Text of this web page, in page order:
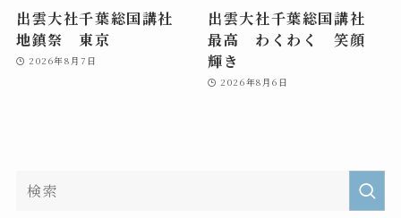
出雲大社千葉総国講社
地鎮祭 東京
2026年8月7日
出雲大社千葉総国講社
最高 わくわく 笑顔
輝き
2026年8月6日